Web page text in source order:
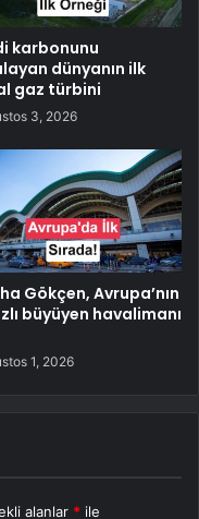
karbonunu
dünyanın ilk
gaz türbini
3, 2026
Gökçen, Avrupa’nın
büyüyen havalimanı
1, 2026
alanlar * ile